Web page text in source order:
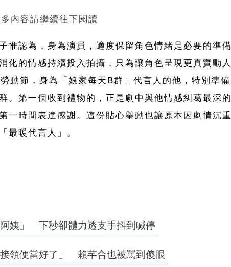
內容請繼續往下閱讀
惟認為，身為演員，適度保留角色情緒是必要的準
化的情感持續投入拍攝，只為讓角色呈現更真實動
動節，身為「娘家每天B群」代言人的他，特別準
。第一個收到禮物的，正是劇中與他情感糾葛最深
一時間表達感謝。這份貼心舉動也讓原本因劇情沉
最暖代言人」。
姨」 下秒卻體力透支手抖到喊停
領便當好了」 賴芊合也被罵到傻眼